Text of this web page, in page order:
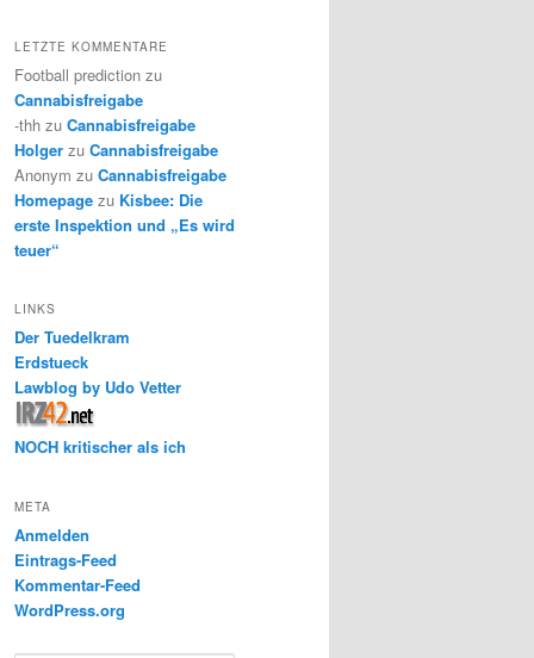
LETZTE KOMMENTARE
Football prediction zu
Cannabisfreigabe
-thh zu Cannabisfreigabe
Holger zu Cannabisfreigabe
Anonym zu Cannabisfreigabe
Homepage zu Kisbee: Die
erste Inspektion und „Es wird
teuer“
LINKS
Der Tuedelkram
Erdstueck
Lawblog by Udo Vetter
NOCH kritischer als ich
META
Anmelden
Eintrags-Feed
Kommentar-Feed
WordPress.org